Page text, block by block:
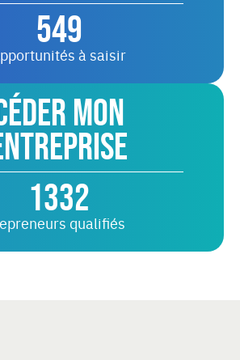
549
à saisir
mon
1332
qualifiés